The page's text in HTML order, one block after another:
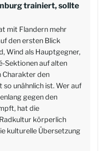
trainiert, sollte
mit Flandern mehr
den ersten Blick
Wind als Hauptgegner,
Sektionen auf alten
Charakter den
unähnlich ist. Wer auf
gegen den
hat die
körperlich
kulturelle Übersetzung